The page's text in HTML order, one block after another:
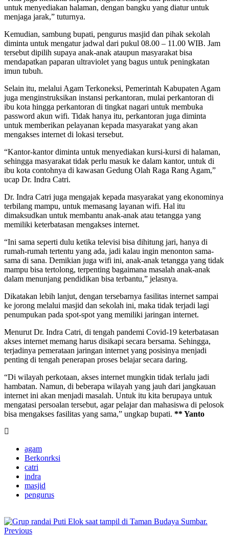
untuk menyediakan halaman, dengan bangku yang diatur untuk
menjaga jarak,” tuturnya.
Kemudian, sambung bupati, pengurus masjid dan pihak sekolah
diminta untuk mengatur jadwal dari pukul 08.00 – 11.00 WIB. Jam
tersebut dipilih supaya anak-anak ataupun masyarakat bisa
mendapatkan paparan ultraviolet yang bagus untuk peningkatan
imun tubuh.
Selain itu, melalui Agam Terkoneksi, Pemerintah Kabupaten Agam
juga menginstruksikan instansi perkantoran, mulai perkantoran di
ibu kota hingga perkantoran di tingkat nagari untuk membuka
password akun wifi. Tidak hanya itu, perkantoran juga diminta
untuk memberikan pelayanan kepada masyarakat yang akan
mengakses internet di lokasi tersebut.
“Kantor-kantor diminta untuk menyediakan kursi-kursi di halaman,
sehingga masyarakat tidak perlu masuk ke dalam kantor, untuk di
ibu kota contohnya di kawasan Gedung Olah Raga Rang Agam,”
ucap Dr. Indra Catri.
Dr. Indra Catri juga mengajak kepada masyarakat yang ekonominya
terbilang mampu, untuk memasang layanan wifi. Hal itu
dimaksudkan untuk membantu anak-anak atau tetangga yang
memiliki keterbatasan mengakses internet.
“Ini sama seperti dulu ketika televisi bisa dihitung jari, hanya di
rumah-rumah tertentu yang ada, jadi kalau ingin menonton sama-
sama di sana. Demikian juga wifi ini, anak-anak tetangga yang tidak
mampu bisa tertolong, terpenting bagaimana masalah anak-anak
dalam menunjang pendidikan bisa terbantu,” jelasnya.
Dikatakan lebih lanjut, dengan tersebarnya fasilitas internet sampai
ke jorong melalui masjid dan sekolah ini, maka tidak terjadi lagi
penumpukan pada spot-spot yang memiliki jaringan internet.
Menurut Dr. Indra Catri, di tengah pandemi Covid-19 keterbatasan
akses internet memang harus disikapi secara bersama. Sehingga,
terjadinya pemerataan jaringan internet yang posisinya menjadi
penting di tengah penerapan proses belajar secara daring.
“Di wilayah perkotaan, akses internet mungkin tidak terlalu jadi
hambatan. Namun, di beberapa wilayah yang jauh dari jangkauan
internet ini akan menjadi masalah. Untuk itu kita berupaya untuk
mengatasi persoalan tersebut, agar pelajar dan mahasiswa di pelosok
bisa mengakses fasilitas yang sama,” ungkap bupati. ** Yanto
agam
Berkonrksi
catri
indra
masjid
pengurus
Previous